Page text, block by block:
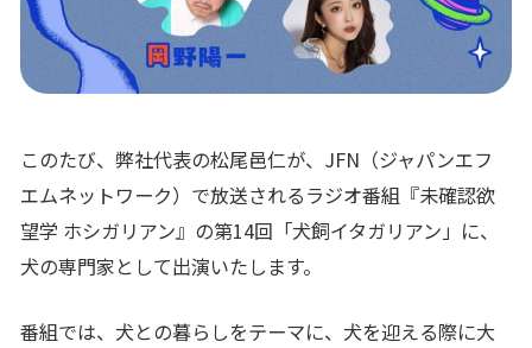
このたび、弊社代表の松尾邑仁が、JFN（ジャパンエフ
エムネットワーク）で放送されるラジオ番組『未確認欲
望学 ホシガリアン』の第14回「犬飼イタガリアン」に、
犬の専門家として出演いたします。
番組では、犬との暮らしをテーマに、犬を迎える際に大